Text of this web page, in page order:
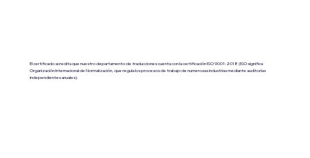
El certificado acredita que nuestro departamento de traducciones cuenta con la certificación ISO 9001:2018 (ISO significa
Organización Internacional de Normalización, que regula los procesos de trabajo de numerosas industrias mediante auditorías
independientes anuales).